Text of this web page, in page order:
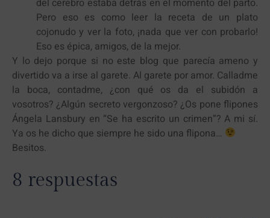
Pero eso es como leer la receta de un plato
cojonudo y ver la foto, ¡nada que ver con probarlo!
Eso es épica, amigos, de la mejor.
Y lo dejo porque si no este blog que parecía ameno y
divertido va a irse al garete. Al garete por amor. Calladme
la boca, contadme, ¿con qué os da el subidón a
vosotros? ¿Algún secreto vergonzoso? ¿Os pone flipones
Ángela Lansbury en “Se ha escrito un crimen”? A mi sí.
Ya os he dicho que siempre he sido una flipona…
Besitos.
8 respuestas